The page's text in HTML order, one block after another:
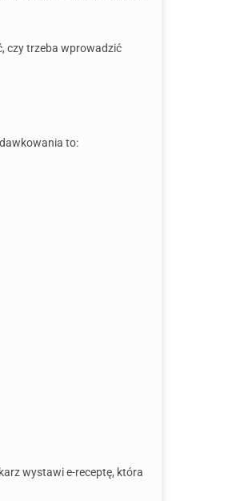
czy trzeba wprowadzić
to:
wystawi e-receptę, która